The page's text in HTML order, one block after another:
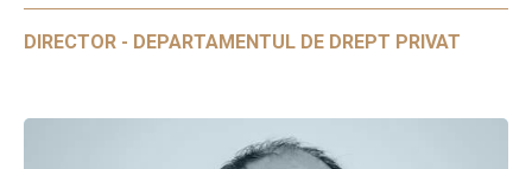
DIRECTOR - DEPARTAMENTUL DE DREPT PRIVAT